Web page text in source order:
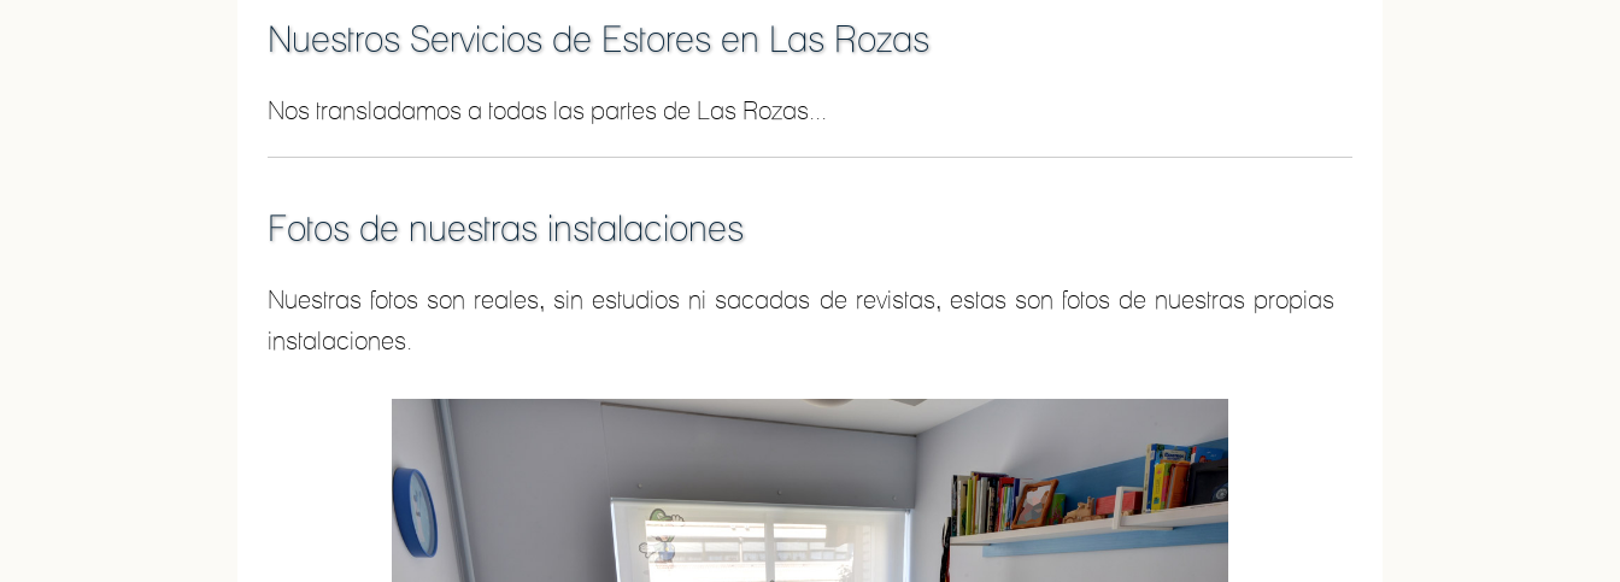
Nuestros Servicios de Estores en Las Rozas
Nos transladamos a todas las partes de Las Rozas...
Fotos de nuestras instalaciones
Nuestras fotos son reales, sin estudios ni sacadas de revistas, estas son fotos de nuestras propias
instalaciones.